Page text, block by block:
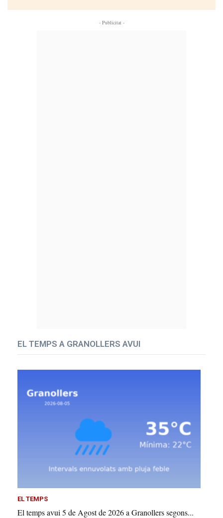
- Publicitat -
EL TEMPS A GRANOLLERS AVUI
EL TEMPS
El temps avui 5 de Agost de 2026 a Granollers segons...